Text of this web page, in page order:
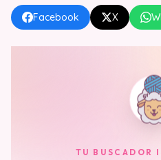
Facebook X
TU BUSCADOR